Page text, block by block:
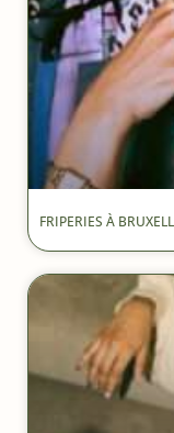
FRIPERIES À